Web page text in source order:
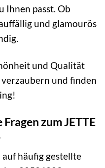
Ihnen passt. Ob
und glamourös
und Qualität
verzaubern und finden
zum JETTE
häufig gestellte